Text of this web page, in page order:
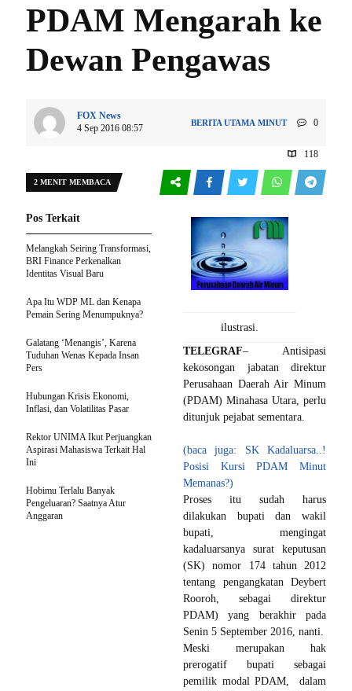
PDAM Mengarah ke
Dewan Pengawas
FOX News
4 Sep 2016 08:57
BERITA UTAMA MINUT 0
118
2 MENIT MEMBACA
ilustrasi.
TELEGRAF– Antisipasi
kekosongan jabatan direktur
Perusahaan Daerah Air Minum
(PDAM) Minahasa Utara, perlu
ditunjuk pejabat sementara.
(baca juga: SK Kadaluarsa..!
Posisi Kursi PDAM Minut
Memanas?)
Proses itu sudah harus
dilakukan bupati dan wakil
bupati, mengingat
kadaluarsanya surat keputusan
(SK) nomor 174 tahun 2012
tentang pengangkatan Deybert
Rooroh, sebagai direktur
PDAM) yang berakhir pada
Senin 5 September 2016, nanti.
Meski merupakan hak
prerogatif bupati sebagai
pemilik modal PDAM, dalam
Pos Terkait
Melangkah Seiring Transformasi,
BRI Finance Perkenalkan
Identitas Visual Baru
Apa Itu WDP ML dan Kenapa
Pemain Sering Menumpuknya?
Galatang ‘Menangis’, Karena
Tuduhan Wenas Kepada Insan
Pers
Hubungan Krisis Ekonomi,
Inflasi, dan Volatilitas Pasar
‎Rektor UNIMA Ikut Perjuangkan
Aspirasi Mahasiswa Terkait Hal
Ini
Hobimu Terlalu Banyak
Pengeluaran? Saatnya Atur
Anggaran